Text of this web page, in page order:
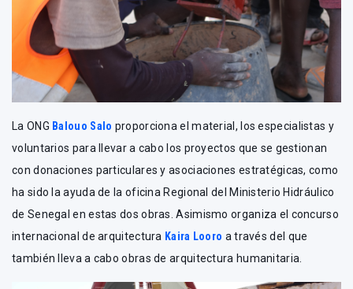
La ONG Balouo Salo proporciona el material, los especialistas y
voluntarios para llevar a cabo los proyectos que se gestionan
con donaciones particulares y asociaciones estratégicas, como
ha sido la ayuda de la oficina Regional del Ministerio Hidráulico
de Senegal en estas dos obras. Asimismo organiza el concurso
internacional de arquitectura Kaira Looro a través del que
también lleva a cabo obras de arquitectura humanitaria.